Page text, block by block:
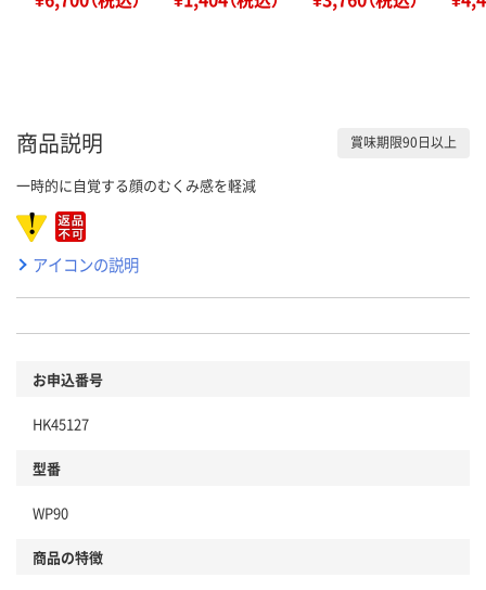
商品説明 賞味期限90日以上
一時的に自覚する顔のむくみ感を軽減
アイコンの説明
お申込番号
HK45127
型番
WP90
商品の特徴